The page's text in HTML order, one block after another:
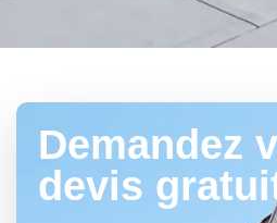
Demandez
devis